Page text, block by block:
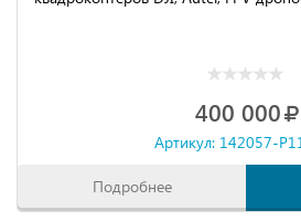
400 000
Артикул: 142057-
Подробнее